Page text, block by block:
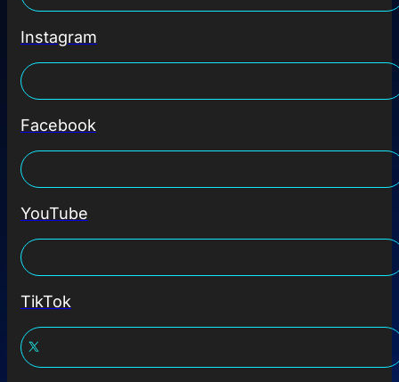
Instagram
Facebook
YouTube
TikTok